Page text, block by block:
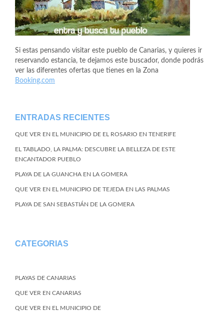
Si estas pensando visitar este pueblo de Canarias, y quieres ir
reservando estancia, te dejamos este buscador, donde podrás
ver las diferentes ofertas que tienes en la Zona
Booking.com
ENTRADAS RECIENTES
QUE VER EN EL MUNICIPIO DE EL ROSARIO EN TENERIFE
EL TABLADO, LA PALMA: DESCUBRE LA BELLEZA DE ESTE
ENCANTADOR PUEBLO
PLAYA DE LA GUANCHA EN LA GOMERA
QUE VER EN EL MUNICIPIO DE TEJEDA EN LAS PALMAS
PLAYA DE SAN SEBASTIÁN DE LA GOMERA
CATEGORIAS
PLAYAS DE CANARIAS
QUE VER EN CANARIAS
QUE VER EN EL MUNICIPIO DE